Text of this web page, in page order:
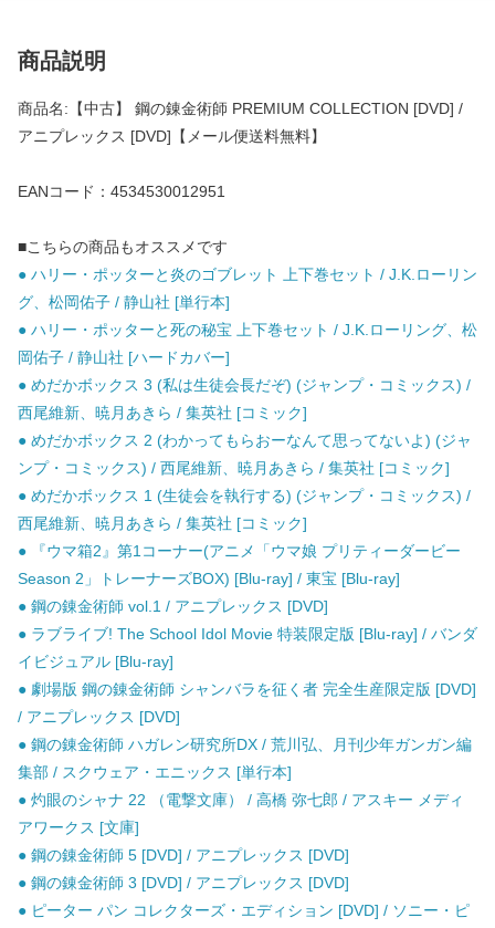
商品説明
商品名:【中古】 鋼の錬金術師 PREMIUM COLLECTION [DVD] /
アニプレックス [DVD]【メール便送料無料】
EANコード：4534530012951
■こちらの商品もオススメです
● ハリー・ポッターと炎のゴブレット 上下巻セット / J.K.ローリン
グ、松岡佑子 / 静山社 [単行本]
● ハリー・ポッターと死の秘宝 上下巻セット / J.K.ローリング、松
岡佑子 / 静山社 [ハードカバー]
● めだかボックス 3 (私は生徒会長だぞ) (ジャンプ・コミックス) /
西尾維新、暁月あきら / 集英社 [コミック]
● めだかボックス 2 (わかってもらおーなんて思ってないよ) (ジャ
ンプ・コミックス) / 西尾維新、暁月あきら / 集英社 [コミック]
● めだかボックス 1 (生徒会を執行する) (ジャンプ・コミックス) /
西尾維新、暁月あきら / 集英社 [コミック]
● 『ウマ箱2』第1コーナー(アニメ「ウマ娘 プリティーダービー
Season 2」トレーナーズBOX) [Blu-ray] / 東宝 [Blu-ray]
● 鋼の錬金術師 vol.1 / アニプレックス [DVD]
● ラブライブ! The School Idol Movie 特装限定版 [Blu-ray] / バンダ
イビジュアル [Blu-ray]
● 劇場版 鋼の錬金術師 シャンバラを征く者 完全生産限定版 [DVD]
/ アニプレックス [DVD]
● 鋼の錬金術師 ハガレン研究所DX / 荒川弘、月刊少年ガンガン編
集部 / スクウェア・エニックス [単行本]
● 灼眼のシャナ 22 （電撃文庫） / 高橋 弥七郎 / アスキー メディ
アワークス [文庫]
● 鋼の錬金術師 5 [DVD] / アニプレックス [DVD]
● 鋼の錬金術師 3 [DVD] / アニプレックス [DVD]
● ピーター パン コレクターズ・エディション [DVD] / ソニー・ピ